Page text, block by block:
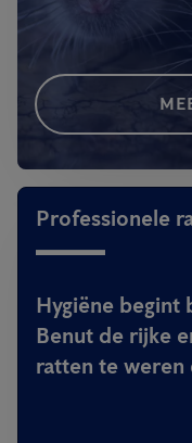
Professionele
Hygiëne begint
Benut de rijke
ratten te weren